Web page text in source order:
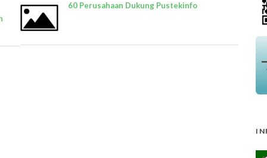
60 Perusahaan Dukung Pustekinfo